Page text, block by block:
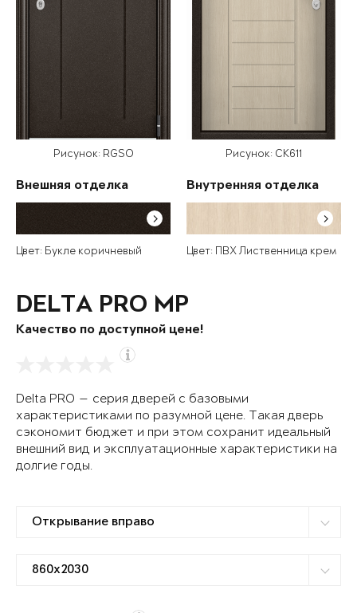
Рисунок: RGSO
Внешняя отделка
Цвет: Букле коричневый
Рисунок: СК611
Внутренняя отделка
Цвет: ПВХ Лиственница крем
DELTA PRO MP
Качество по доступной цене!
Delta PRO — серия дверей с базовыми
характеристиками по разумной цене. Такая дверь
сэкономит бюджет и при этом сохранит идеальный
внешний вид и эксплуатационные характеристики на
долгие годы.